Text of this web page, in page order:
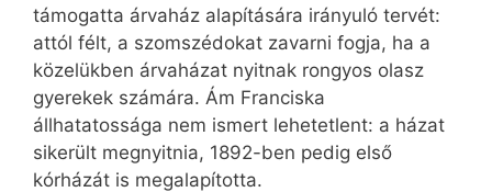
támogatta árvaház alapítására irányuló tervét:
attól félt, a szomszédokat zavarni fogja, ha a
közelükben árvaházat nyitnak rongyos olasz
gyerekek számára. Ám Franciska
állhatatossága nem ismert lehetetlent: a házat
sikerült megnyitnia, 1892-ben pedig első
kórházát is megalapította.